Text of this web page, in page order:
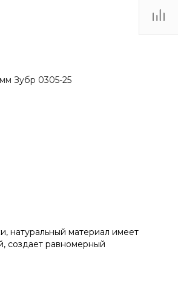
Зубр 0305-25
натуральный материал имеет
создает равномерный